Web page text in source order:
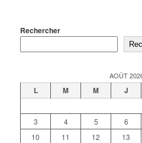
Rechercher
AOÛT
L M M J
3
4 5 6
10
11 12 13